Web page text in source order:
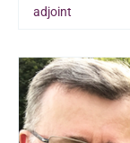
adjoint